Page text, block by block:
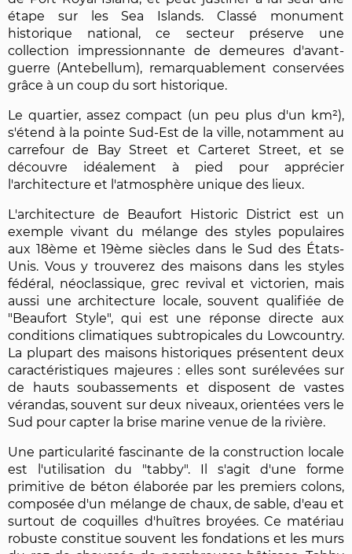
étape sur les Sea Islands. Classé monument
historique national, ce secteur préserve une
collection impressionnante de demeures d'avant-
guerre (Antebellum), remarquablement conservées
grâce à un coup du sort historique.
Le quartier, assez compact (un peu plus d'un km²),
s'étend à la pointe Sud-Est de la ville, notamment au
carrefour de Bay Street et Carteret Street, et se
découvre idéalement à pied pour apprécier
l'architecture et l'atmosphère unique des lieux.
L'architecture de Beaufort Historic District est un
exemple vivant du mélange des styles populaires
aux 18ème et 19ème siècles dans le Sud des États-
Unis. Vous y trouverez des maisons dans les styles
fédéral, néoclassique, grec revival et victorien, mais
aussi une architecture locale, souvent qualifiée de
"Beaufort Style", qui est une réponse directe aux
conditions climatiques subtropicales du Lowcountry.
La plupart des maisons historiques présentent deux
caractéristiques majeures : elles sont surélevées sur
de hauts soubassements et disposent de vastes
vérandas, souvent sur deux niveaux, orientées vers le
Sud pour capter la brise marine venue de la rivière.
Une particularité fascinante de la construction locale
est l'utilisation du "tabby". Il s'agit d'une forme
primitive de béton élaborée par les premiers colons,
composée d'un mélange de chaux, de sable, d'eau et
surtout de coquilles d'huîtres broyées. Ce matériau
robuste constitue souvent les fondations et les murs